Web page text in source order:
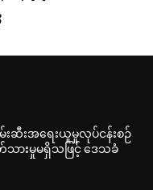
မ်းဆီးအရေးယူမှုလုပ်ငန်းစဉ်
တ်သားမှုမရှိသဖြင့် ဒေသခံ